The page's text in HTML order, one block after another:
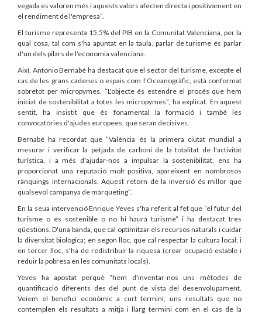
vegada es valoren més i aquests valors afecten directa i positivament en
el rendiment de l'empresa”.
El turisme representa 15,5% del PIB en la Comunitat Valenciana, per la
qual cosa, tal com s'ha apuntat en la taula, parlar de turisme és parlar
d'un dels pilars de l'economia valenciana.
Així, Antonio Bernabé ha destacat que el sector del turisme, excepte el
cas de les grans cadenes o espais com l’Oceanogràfic, està conformat
sobretot per micropymes. “L'objecte és estendre el procés que hem
iniciat de sostenibilitat a totes les micropymes”, ha explicat. En aquest
sentit, ha insistit que és fonamental la formació i també les
convocatòries d'ajudes europees, que seran decisives.
Bernabé ha recordat que “València és la primera ciutat mundial a
mesurar i verificar la petjada de carboni de la totalitat de l'activitat
turística, i a més d'ajudar-nos a impulsar la sostenibilitat, ens ha
proporcionat una reputació molt positiva, apareixent en nombrosos
rànquings internacionals. Aquest retorn de la inversió és millor que
qualsevol campanya de màrqueting”.
En la seua intervenció Enrique Yeves s'ha referit al fet que “el futur del
turisme o és sostenible o no hi haurà turisme” i ha destacat tres
qüestions. D'una banda, que cal optimitzar els recursos naturals i cuidar
la diversitat biològica; en segon lloc, que cal respectar la cultura local; i
en tercer lloc, s'ha de redistribuir la riquesa (crear ocupació estable i
reduir la pobresa en les comunitats locals).
Yeves ha apostat perquè “hem d'inventar-nos uns mètodes de
quantificació diferents des del punt de vista del desenvolupament.
Veiem el benefici econòmic a curt termini, uns resultats que no
contemplen els resultats a mitjà i llarg termini com en el cas de la